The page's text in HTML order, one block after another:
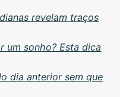
revelam traços
um sonho? Esta dica
dia anterior sem que